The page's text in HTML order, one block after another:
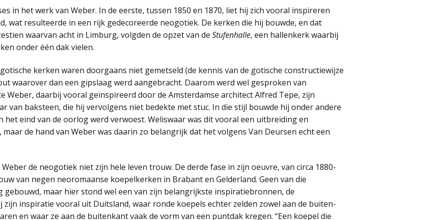
in het werk van Weber. In de eerste, tussen 1850 en 1870, liet hij zich vooral inspireren
wat resulteerde in een rijk gedecoreerde neogotiek. De kerken die hij bouwde, en dat
waarvan acht in Limburg, volgden de opzet van de Stufenhalle, een hallenkerk waarbij
onder één dak vielen.
kerken waren doorgaans niet gemetseld (de kennis van de gotische constructiewijze
waarover dan een gipslaag werd aangebracht. Daarom werd wel gesproken van
Weber, daarbij vooral geïnspireerd door de Amsterdamse architect Alfred Tepe, zijn
van baksteen, die hij vervolgens niet bedekte met stuc. In die stijl bouwde hij onder andere
het eind van de oorlog werd verwoest. Weliswaar was dit vooral een uitbreiding en
de hand van Weber was daarin zo belangrijk dat het volgens Van Deursen echt een
de neogotiek niet zijn hele leven trouw. De derde fase in zijn oeuvre, van circa 1880-
van negen neoromaanse koepelkerken in Brabant en Gelderland. Geen van die
maar hier stond wel een van zijn belangrijkste inspiratiebronnen, de
inspiratie vooral uit Duitsland, waar ronde koepels echter zelden zowel aan de buiten-
en waar ze aan de buitenkant vaak de vorm van een puntdak kregen. “Een koepel die